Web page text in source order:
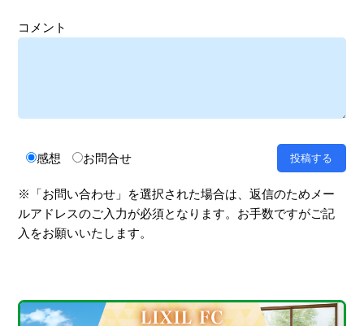
コメント
感想 お問合せ
※「お問い合わせ」を選択された場合は、返信のためメー
ルアドレスのご入力が必須となります。お手数ですがご記
入をお願いいたします。